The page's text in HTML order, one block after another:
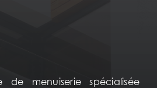
de menuiserie spécialisée